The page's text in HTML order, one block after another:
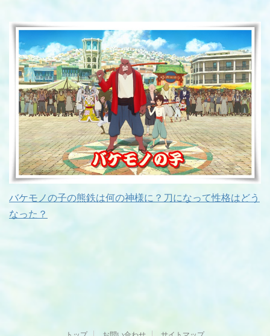
バケモノの子の熊鉄は何の神様に？刀になって性格はどう
なった？